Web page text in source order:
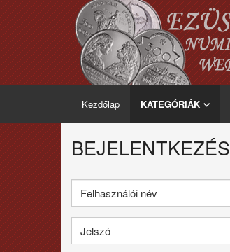
Kezdőlap KATEGÓRIÁK
BEJELENTKEZÉS